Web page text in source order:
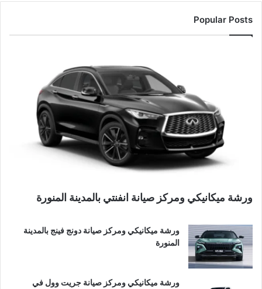
Popular Posts
ورشة ميكانيكي ومركز صيانة انفنتي بالمدينة المنورة
ورشة ميكانيكي ومركز صيانة دونج فينج بالمدينة
المنورة
ورشة ميكانيكي ومركز صيانة جريت وول في